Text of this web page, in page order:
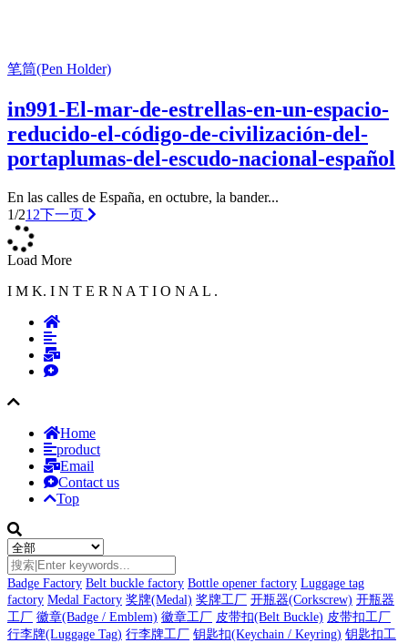
笔筒(Pen Holder)
in991-El-mar-de-estrellas-en-un-espacio-
reducido-el-código-de-civilización-del-
portaplumas-del-escudo-nacional-español
En las calles de España, en octubre, la bander...
1/21 2下一页
Load More
I M K. I N T E R N A T I O N A L .
Home
product
Email
Contact us
Top
Badge Factory Belt buckle factory Bottle opener factory Luggage tag
factory Medal Factory 奖牌(Medal) 奖牌工厂 开瓶器(Corkscrew) 开瓶器
工厂 徽章(Badge / Emblem) 徽章工厂 皮带扣(Belt Buckle) 皮带扣工厂
行李牌(Luggage Tag) 行李牌工厂 钥匙扣(Keychain / Keyring) 钥匙扣工